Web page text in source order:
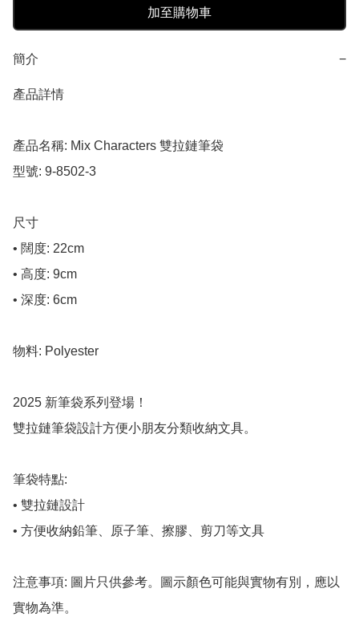
加至購物車
簡介 −
產品詳情
產品名稱: Mix Characters 雙拉鏈筆袋
型號: 9-8502-3
尺寸
• 闊度: 22cm
• 高度: 9cm
• 深度: 6cm
物料: Polyester
2025 新筆袋系列登場！
雙拉鏈筆袋設計方便小朋友分類收納文具。
筆袋特點:
• 雙拉鏈設計
• 方便收納鉛筆、原子筆、擦膠、剪刀等文具
注意事項: 圖片只供參考。圖示顏色可能與實物有別，應以
實物為準。